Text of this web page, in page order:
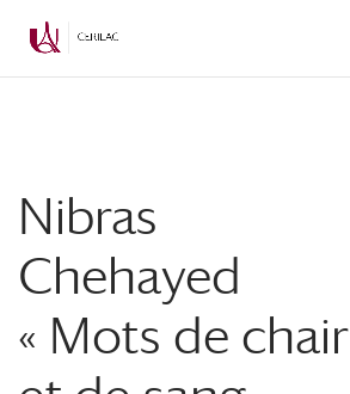
Nibras
Chehayed
« Mots de chair